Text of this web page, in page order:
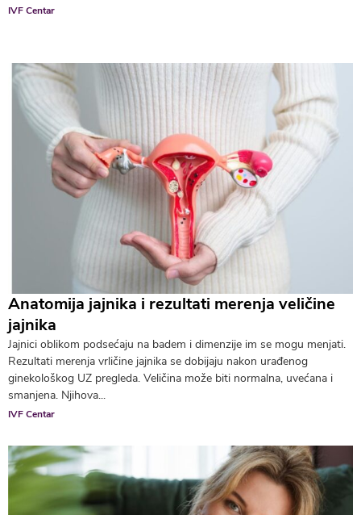
IVF Centar
Anatomija jajnika i rezultati merenja veličine
jajnika
Jajnici oblikom podsećaju na badem i dimenzije im se mogu menjati.
Rezultati merenja vrličine jajnika se dobijaju nakon urađenog
ginekološkog UZ pregleda. Veličina može biti normalna, uvećana i
smanjena. Njihova...
IVF Centar